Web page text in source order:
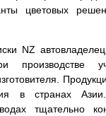
цветовых
NZ
в странах
тщательно